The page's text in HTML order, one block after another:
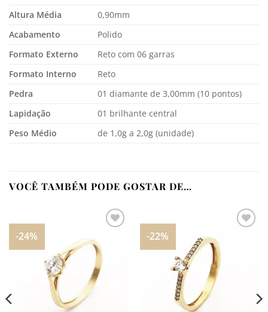
Altura Média
0,90mm
Acabamento
Polido
Formato Externo
Reto com 06 garras
Formato Interno
Reto
Pedra
01 diamante de 3,00mm (10 pontos)
Lapidação
01 brilhante central
Peso Médio
de 1,0g a 2,0g (unidade)
VOCÊ TAMBÉM PODE GOSTAR DE…
-24%
meus
-22%